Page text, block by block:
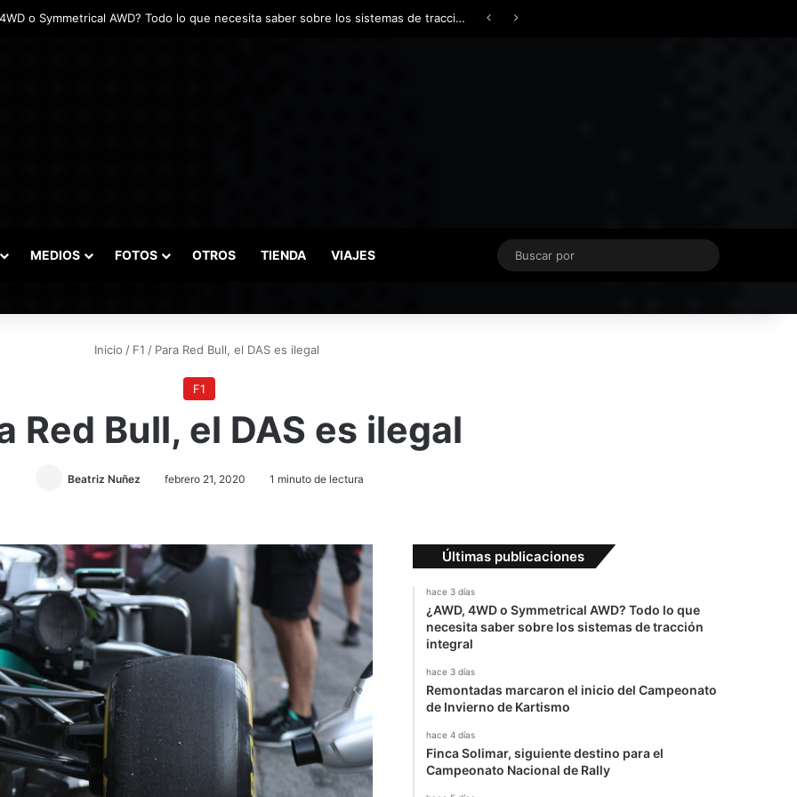
marcaron el inicio del Campeonato de Invierno de Kartismo
MEDIOS FOTOS OTROS TIENDA VIAJES
Buscar
Inicio / F1 / Para Red Bull, el DAS es ilegal
F1
Red Bull, el DAS es ilegal
Beatriz Nuñez febrero 21, 2020 1 minuto de lectura
Últimas publicaciones
hace 3 días
¿AWD, 4WD o Symmetrical AWD? Todo lo que
necesita saber sobre los sistemas de tracción
integral
hace 3 días
Remontadas marcaron el inicio del Campeonato
de Invierno de Kartismo
hace 4 días
Finca Solimar, siguiente destino para el
Campeonato Nacional de Rally